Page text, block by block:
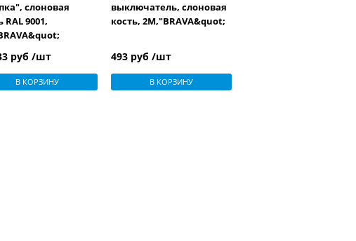
слоновая
RAL 9001,
руб /шт
В КОРЗИНУ
выключатель, слоновая
кость, 2М,"BRAVA&quot;
493 руб /шт
В КОРЗИНУ